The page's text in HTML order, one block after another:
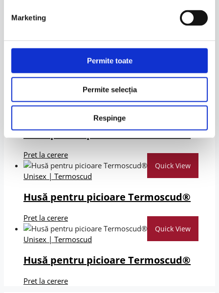
Marketing
Permite toate
Permite selecția
Respinge
Husă pentru picioare Termoscud®
Unisex|Termoscud
Husă pentru picioare Termoscud® PRO
Quick View
Husă pentru picioare Termoscud®
Pret la cerere
Quick View
Unisex | Termoscud
Husă pentru picioare Termoscud®
Pret la cerere
Quick View
Unisex | Termoscud
Husă pentru picioare Termoscud®
Pret la cerere